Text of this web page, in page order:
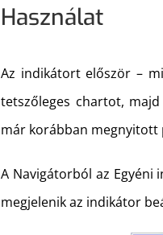
Használat
Az indikátort először –
tetszőleges chartot,
már korábban megnyitott
A Navigátorból az
megjelenik az indikátor